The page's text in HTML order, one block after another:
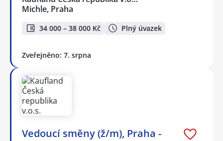
Michle, Praha
34 000 – 38 000 Kč Plný úvazek
Zveřejněno: 7. srpna
Vedoucí směny (ž/m), Praha -